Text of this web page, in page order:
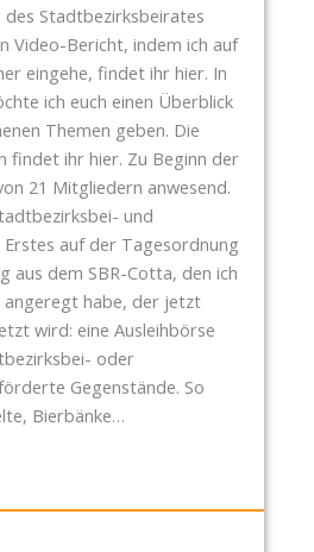
des Stadtbezirksbeirates
Video-Bericht, indem ich auf
eingehe, findet ihr hier. In
ich euch einen Überblick
Themen geben. Die
findet ihr hier. Zu Beginn der
21 Mitgliedern anwesend.
und
auf der Tagesordnung
aus dem SBR-Cotta, den ich
angeregt habe, der jetzt
wird: eine Ausleihbörse
oder
Gegenstände. So
Bierbänke…